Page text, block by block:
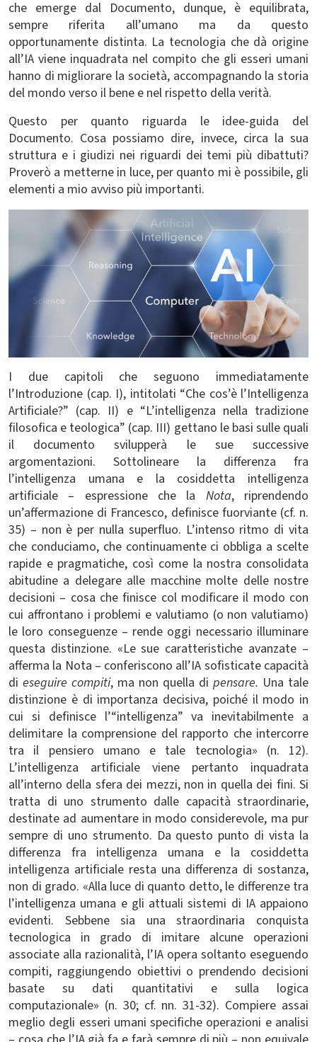
che emerge dal Documento, dunque, è equilibrata,
sempre riferita all’umano ma da questo
opportunamente distinta. La tecnologia che dà origine
all’IA viene inquadrata nel compito che gli esseri umani
hanno di migliorare la società, accompagnando la storia
del mondo verso il bene e nel rispetto della verità.
Questo per quanto riguarda le idee-guida del
Documento. Cosa possiamo dire, invece, circa la sua
struttura e i giudizi nei riguardi dei temi più dibattuti?
Proverò a metterne in luce, per quanto mi è possibile, gli
elementi a mio avviso più importanti.
I due capitoli che seguono immediatamente
l’Introduzione (cap. I), intitolati “Che cos’è l’Intelligenza
Artificiale?” (cap. II) e “L’intelligenza nella tradizione
filosofica e teologica” (cap. III) gettano le basi sulle quali
il documento svilupperà le sue successive
argomentazioni. Sottolineare la differenza fra
l’intelligenza umana e la cosiddetta intelligenza
artificiale – espressione che la Nota, riprendendo
un’affermazione di Francesco, definisce fuorviante (cf. n.
35) – non è per nulla superfluo. L’intenso ritmo di vita
che conduciamo, che continuamente ci obbliga a scelte
rapide e pragmatiche, così come la nostra consolidata
abitudine a delegare alle macchine molte delle nostre
decisioni – cosa che finisce col modificare il modo con
cui affrontano i problemi e valutiamo (o non valutiamo)
le loro conseguenze – rende oggi necessario illuminare
questa distinzione. «Le sue caratteristiche avanzate –
afferma la Nota – conferiscono all’IA sofisticate capacità
di eseguire compiti, ma non quella di pensare. Una tale
distinzione è di importanza decisiva, poiché il modo in
cui si definisce l’“intelligenza” va inevitabilmente a
delimitare la comprensione del rapporto che intercorre
tra il pensiero umano e tale tecnologia» (n. 12).
L’intelligenza artificiale viene pertanto inquadrata
all’interno della sfera dei mezzi, non in quella dei fini. Si
tratta di uno strumento dalle capacità straordinarie,
destinate ad aumentare in modo considerevole, ma pur
sempre di uno strumento. Da questo punto di vista la
differenza fra intelligenza umana e la cosiddetta
intelligenza artificiale resta una differenza di sostanza,
non di grado. «Alla luce di quanto detto, le differenze tra
l’intelligenza umana e gli attuali sistemi di IA appaiono
evidenti. Sebbene sia una straordinaria conquista
tecnologica in grado di imitare alcune operazioni
associate alla razionalità, l’IA opera soltanto eseguendo
compiti, raggiungendo obiettivi o prendendo decisioni
basate su dati quantitativi e sulla logica
computazionale» (n. 30; cf. nn. 31-32). Compiere assai
meglio degli esseri umani specifiche operazioni e analisi